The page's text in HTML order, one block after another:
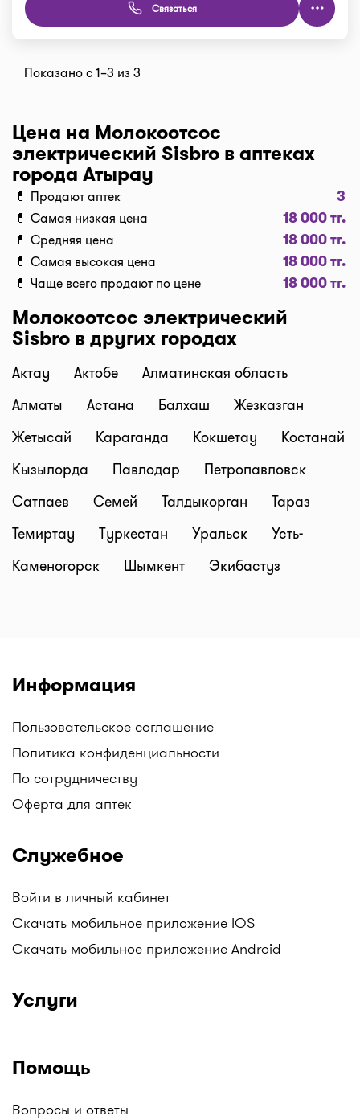
Связаться
Показано с 1–3 из 3
Цена на Молокоотсос
электрический Sisbro в аптеках
города Атырау
💊 Продают аптек 3
💊 Самая низкая цена 18 000 тг.
💊 Средняя цена 18 000 тг.
💊 Самая высокая цена 18 000 тг.
💊 Чаще всего продают по цене 18 000 тг.
Молокоотсос электрический
Sisbro в других городах
Актау Актобе
Алматинская область
Алматы
Астана Балхаш
Жезказган
Жетысай
Караганда Кокшетау
Костанай
Кызылорда
Павлодар
Петропавловск
Сатпаев
Семей Талдыкорган
Тараз
Темиртау
Туркестан Уральск
Усть-
Каменогорск
Шымкент Экибастуз
Информация
Пользовательское соглашение
Политика конфиденциальности
По сотрудничеству
Оферта для аптек
Служебное
Войти в личный кабинет
Скачать мобильное приложение IOS
Скачать мобильное приложение Android
Услуги
Помощь
Вопросы и ответы